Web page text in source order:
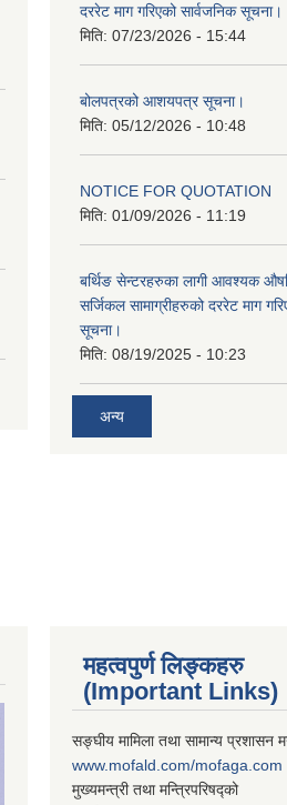
दररेट माग गरिएको सार्वजनिक सूचना।
मिति: 07/23/2026 - 15:44
बोलपत्रको आशयपत्र सूचना।
मिति: 05/12/2026 - 10:48
NOTICE FOR QUOTATION
मिति: 01/09/2026 - 11:19
बर्थिङ सेन्टरहरुका लागी आवश्यक
सर्जिकल सामाग्रीहरुको दररेट माग
सूचना।
मिति: 08/19/2025 - 10:23
अन्य
महत्वपुर्ण लिङ्कहरु
(Important Links)
सङ्घीय मामिला तथा सामान्य प्रशासन
www.mofald.com/mofaga.com
मुख्यमन्त्री तथा मन्त्रिपरिषद्को